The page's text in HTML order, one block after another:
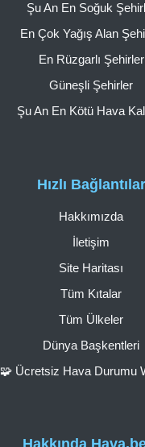
Hızlı Bağlantılar
Hakkımızda
İletişim
Site Haritası
Tüm Kıtalar
Tüm Ülkeler
Dünya Başkentleri
🧩 Ücretsiz Hava Durumu
Şu An En Soğuk
En Çok Yağış Alan
En Rüzgarlı Şehirler
Güneşli Şehirler
Şu An En Kötü Hava